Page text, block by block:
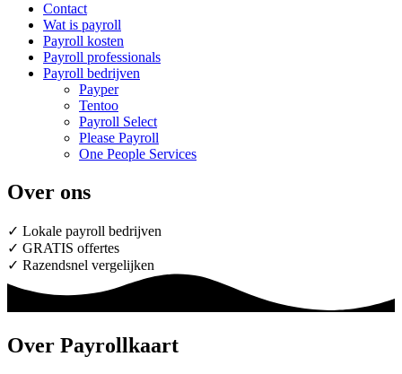
Contact
Wat is payroll
Payroll kosten
Payroll professionals
Payroll bedrijven
Payper
Tentoo
Payroll Select
Please Payroll
One People Services
Over ons
✓ Lokale payroll bedrijven
✓ GRATIS offertes
✓ Razendsnel vergelijken
Over Payrollkaart